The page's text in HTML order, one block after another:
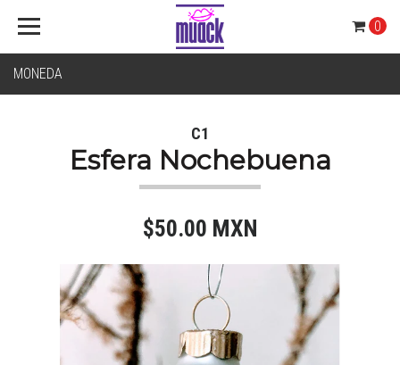
MONEDA
0
C1
Esfera Nochebuena
$50.00 MXN